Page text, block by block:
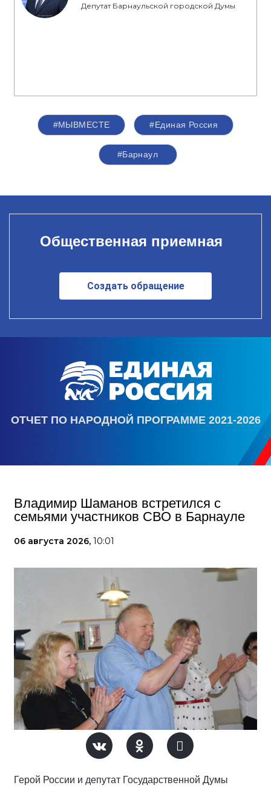
Депутат Барнаульской городской Думы
#МЫВМЕСТЕ #Единая Россия
#Барнаул
Общественная приемная
Создать обращение
ОТЧЕТ ПО НАРОДНОЙ ПРОГРАММЕ 2021-2026
Владимир Шаманов встретился с
семьями участников СВО в Барнауле
06 августа 2026, 10:01
Герой России и депутат Государственной Думы